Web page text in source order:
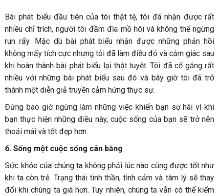
Bài phát biểu đầu tiên của tôi thật tệ, tôi đã nhận được rất
nhiều chỉ trích, người tôi đầm đìa mồ hôi và không thể ngừng
run rẩy. Mặc dù bài phát biểu nhận được những phản hồi
không mấy tích cực nhưng tôi đã làm điều đó và cảm giác sau
khi hoàn thành bài phát biểu lại thật tuyệt. Tôi đã cố gắng rất
nhiều với những bài phát biểu sau đó và bây giờ tôi đã trở
thành một diễn giả truyền cảm hứng thực sự.
Đừng bao giờ ngừng làm những việc khiến bạn sợ hãi vì khi
bạn thực hiện những điều này, cuộc sống của bạn sẽ trở nên
thoải mái và tốt đẹp hơn.
6. Sống một cuộc sống cân bằng
Sức khỏe của chúng ta không phải lúc nào cũng được tốt như
khi ta còn trẻ. Trạng thái tinh thần, tình cảm và tâm lý sẽ thay
đổi khi chúng ta già hơn. Tuy nhiên, chúng ta vẫn có thể kiểm